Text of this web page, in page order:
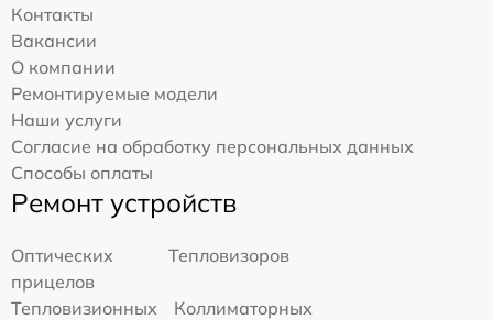
Контакты
Вакансии
О компании
Ремонтируемые модели
Наши услуги
Согласие на обработку персональных данных
Способы оплаты
Ремонт устройств
Оптических
прицелов
Тепловизоров
Тепловизионных
Коллиматорных